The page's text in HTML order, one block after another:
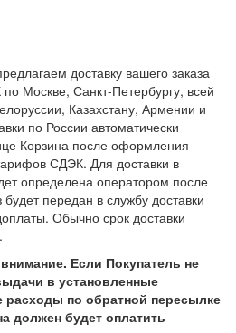
доставку вашего заказа
Москве, Санкт-Петербургу, всей
Казахстану, Армении и
по России автоматически
Корзина после оформления
СДЭК. Для доставки в
определена оператором после
передан в службу доставки
Обычно срок доставки
Если Покупатель не
в установленные
расходы по обратной пересылке
должен будет оплатить